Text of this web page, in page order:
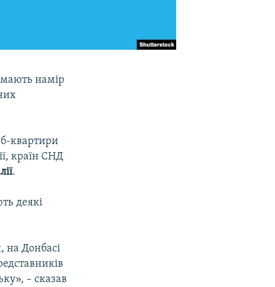
намір
квартири
країн СНД
.
деякі
на Донбасі
– сказав